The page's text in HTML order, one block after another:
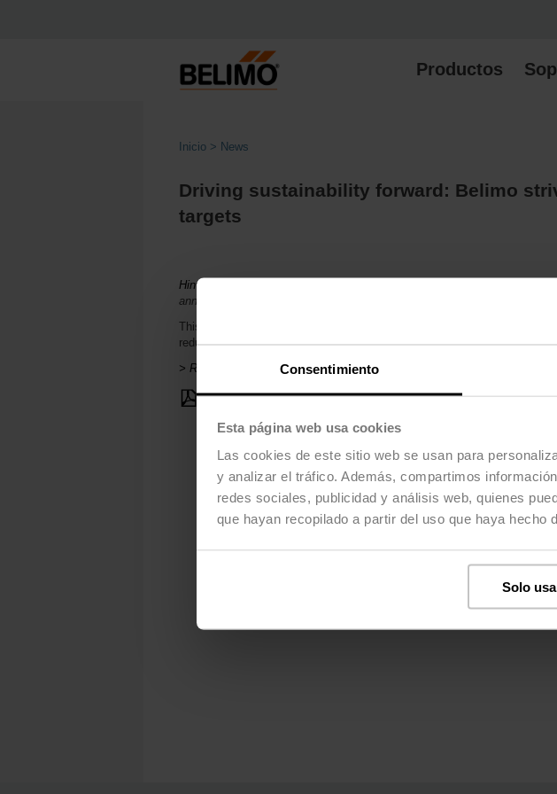
Consentimiento
Esta página web usa cookies
Las cookies de este sitio web se usan para
y analizar el tráfico. Además, compartimos
redes sociales, publicidad y análisis web, quienes
que hayan recopilado a partir del uso que haya hecho
Solo
Productos
Inicio News
Driving sustainability forward: Belimo
targets
Hinwil (Switzerland)
announce its commitment to achieve net-zero greenhouse gas emissions
This commitment is part of Belimo's climate strategy, which includes
reducing the company’s greenhouse gas emissions, and voluntarily
> Read the complete Press Release by using the below link.
Press Release - October 23, 2024, Driving